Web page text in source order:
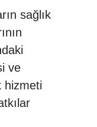
sağlık
ve
hizmeti